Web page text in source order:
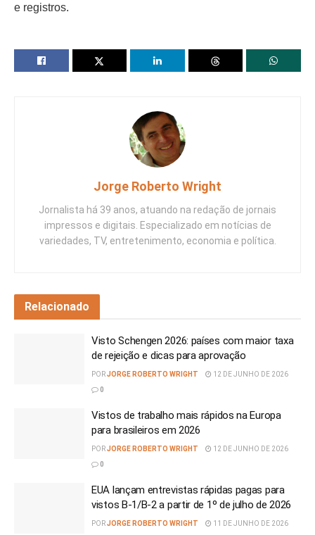
e registros.
Jorge Roberto Wright
Jornalista há 39 anos, atuando na redação de jornais
impressos e digitais. Especializado em notícias de
variedades, TV, entretenimento, economia e política.
Relacionado
Visto Schengen 2026: países com maior taxa
de rejeição e dicas para aprovação
PORJORGE ROBERTO WRIGHT
12 DE JUNHO DE 2026
0
Vistos de trabalho mais rápidos na Europa
para brasileiros em 2026
PORJORGE ROBERTO WRIGHT
12 DE JUNHO DE 2026
0
EUA lançam entrevistas rápidas pagas para
vistos B-1/B-2 a partir de 1º de julho de 2026
PORJORGE ROBERTO WRIGHT 11 DE JUNHO DE 2026